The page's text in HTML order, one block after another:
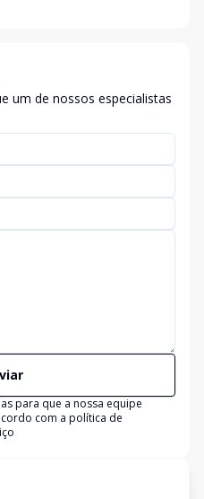
um de nossos especialistas
para que a nossa equipe
com a política de